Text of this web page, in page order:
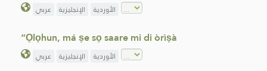
عربي الإنجليزية الأوردية
“Ọlọhun, má ṣe sọ saare mi di òrìṣà
عربي الإنجليزية الأوردية